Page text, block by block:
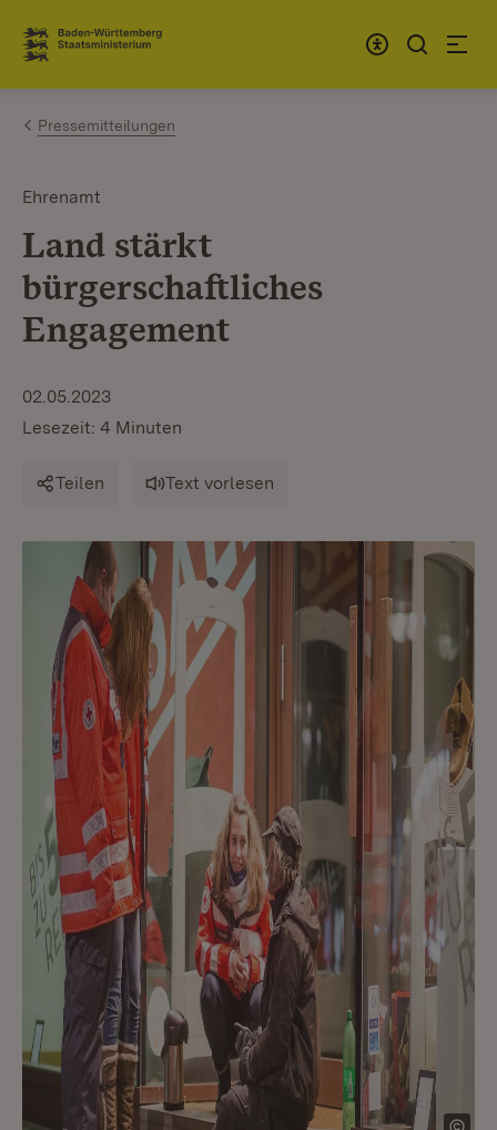
Zum Inhalt springen
Link zur Startseite
Pressemitteilungen
Ehrenamt
Land stärkt
bürgerschaftliches
Engagement
02.05.2023
Lesezeit: 4 Minuten
Teilen Text vorlesen